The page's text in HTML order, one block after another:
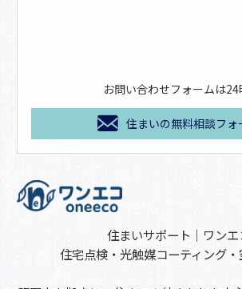
お問い合わせフォームは
住まいの無料相談フォ
住まいサポート｜ワンエ
住宅点検・光触媒コーティング